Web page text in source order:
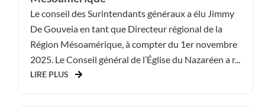
Le conseil des Surintendants généraux a élu Jimmy
De Gouveia en tant que Directeur régional de la
Région Mésoamérique, à compter du 1er novembre
2025. Le Conseil général de l’Église du Nazaréen a r...
LIRE PLUS